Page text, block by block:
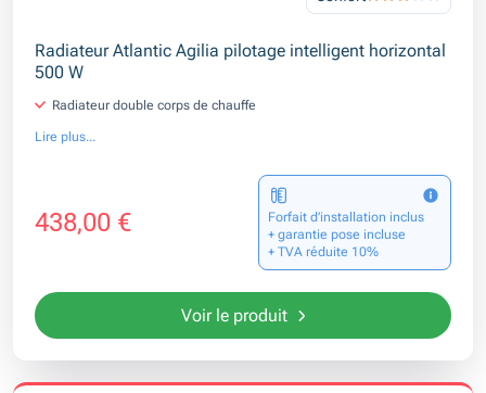
Radiateur Atlantic Agilia pilotage intelligent horizontal
500 W
Radiateur double corps de chauffe
Lire plus...
438,00 €
Forfait d’installation inclus
+ garantie pose incluse
+ TVA réduite 10%
Voir le produit